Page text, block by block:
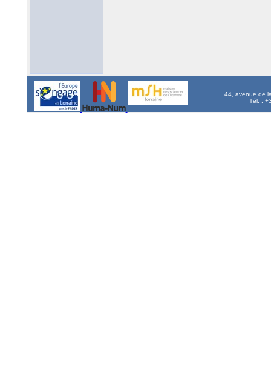
44, avenue de
Tél. :